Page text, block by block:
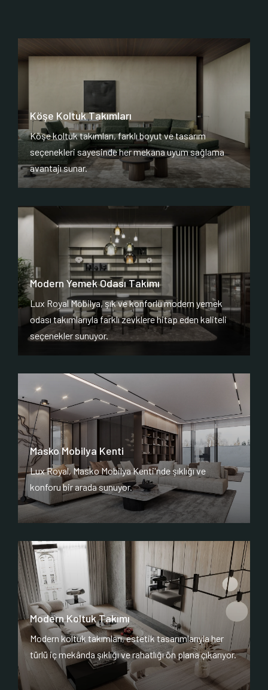
Köşe Koltuk Takımları
Köşe koltuk takımları, farklı boyut ve tasarım
seçenekleri sayesinde her mekana uyum sağlama
avantajı sunar.
Modern Yemek Odası Takımı
Lux Royal Mobilya, şık ve konforlu modern yemek
odası takımlarıyla farklı zevklere hitap eden kaliteli
seçenekler sunuyor.
Masko Mobilya Kenti
Lux Royal, Masko Mobilya Kenti'nde şıklığı ve
konforu bir arada sunuyor.
Modern Koltuk Takımı
Modern koltuk takımları, estetik tasarımlarıyla her
türlü iç mekânda şıklığı ve rahatlığı ön plana çıkarıyor.